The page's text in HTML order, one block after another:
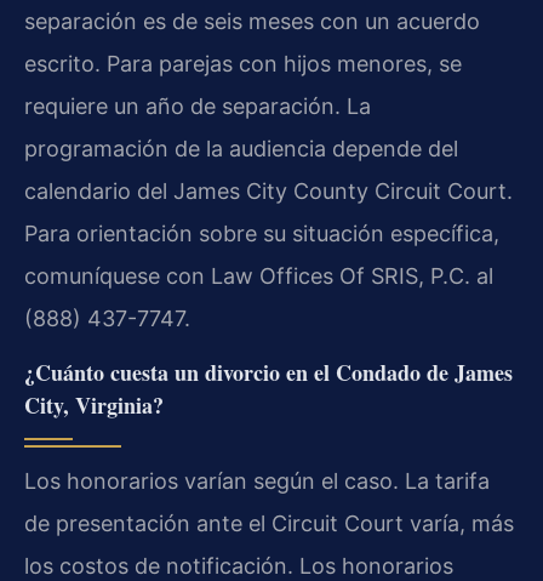
separación es de seis meses con un acuerdo
escrito. Para parejas con hijos menores, se
requiere un año de separación. La
programación de la audiencia depende del
calendario del James City County Circuit Court.
Para orientación sobre su situación específica,
comuníquese con Law Offices Of SRIS, P.C. al
(888) 437-7747.
¿Cuánto cuesta un divorcio en el Condado de James
City, Virginia?
Los honorarios varían según el caso. La tarifa
de presentación ante el Circuit Court varía, más
los costos de notificación. Los honorarios